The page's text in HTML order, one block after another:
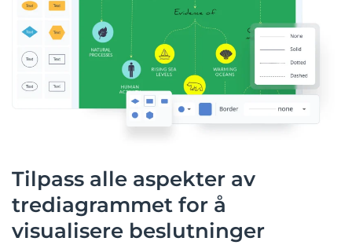
Tilpass alle aspekter av
trediagrammet for å
visualisere beslutninger